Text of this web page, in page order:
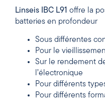
Linseis IBC L91 offre la
batteries en profondeur
Sous différentes
Pour le
Sur le rendement
l’électronique
Pour différents
Pour différents